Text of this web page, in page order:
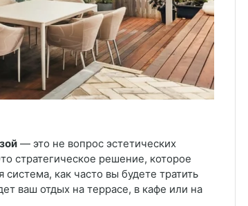
— это не вопрос эстетических
стратегическое решение, которое
как часто вы будете тратить
ваш отдых на террасе, в кафе или на